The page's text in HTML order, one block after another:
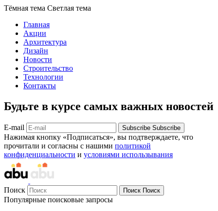
Тёмная тема Светлая тема
Главная
Акции
Архитектура
Дизайн
Новости
Строительство
Технологии
Контакты
Будьте в курсе самых важных новостей
E-mail Subscribe Subscribe
Нажимая кнопку «Подписаться», вы подтверждаете, что
прочитали и согласны с нашими политикой
конфиденциальности и условиями использывания
Поиск Поиск Поиск
Популярные поисковые запросы